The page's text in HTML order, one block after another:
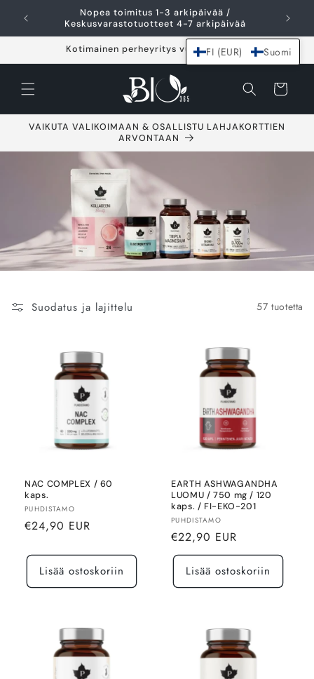
sisältöön
Nopea toimitus 1-3 arkipäivää /
Keskusvarastotuotteet 4-7 arkipäivää
Kotimainen perheyritys vuodesta 2021
Ostoskori
VAIKUTA VALIKOIMAAN & OSALLISTU LAHJAKORTTIEN
ARVONTAAN
Suodatus ja lajittelu 57 tuotetta
NAC COMPLEX / 60
kaps.
Myyjä:
PUHDISTAMO
Normaalihinta
€24,90 EUR
Lisää ostoskoriin
EARTH ASHWAGANDHA
LUOMU / 750 mg / 120
kaps. / FI-EKO-201
Myyjä:
PUHDISTAMO
Normaalihinta
€22,90 EUR
Lisää ostoskoriin
FI (EUR) Suomi